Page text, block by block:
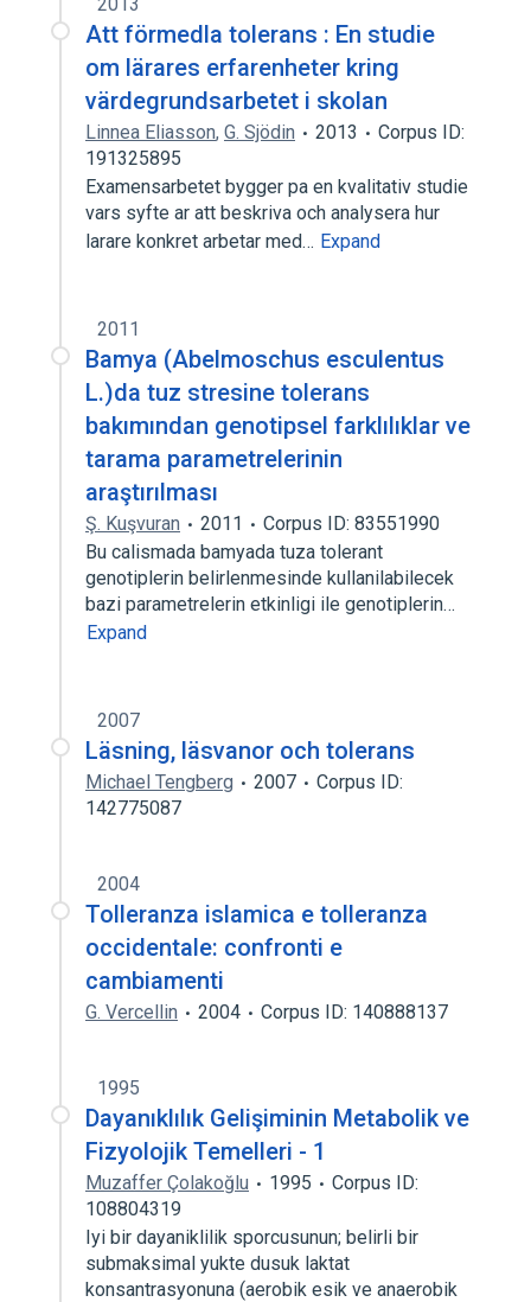
Att förmedla tolerans : En studie
om lärares erfarenheter kring
värdegrundsarbetet i skolan
Linnea Eliasson, G. Sjödin 2013
Corpus ID:
191325895
Examensarbetet bygger pa en kvalitativ studie
vars syfte ar att beskriva och analysera hur
larare konkret arbetar med… Expand
2011
Bamya (Abelmoschus esculentus
L.)da tuz stresine tolerans
bakımından genotipsel farklılıklar ve
tarama parametrelerinin
araştırılması
Ş. Kuşvuran 2011
Corpus ID: 83551990
Bu calismada bamyada tuza tolerant
genotiplerin belirlenmesinde kullanilabilecek
bazi parametrelerin etkinligi ile genotiplerin…
Expand
2007
Läsning, läsvanor och tolerans
Michael Tengberg 2007
Corpus ID:
142775087
2004
Tolleranza islamica e tolleranza
occidentale: confronti e
cambiamenti
G. Vercellin 2004 Corpus ID: 140888137
1995
Dayanıklılık Gelişiminin Metabolik ve
Fizyolojik Temelleri - 1
Muzaffer Çolakoğlu 1995
Corpus ID:
108804319
Iyi bir dayaniklilik sporcusunun; belirli bir
submaksimal yukte dusuk laktat
konsantrasyonuna (aerobik esik ve anaerobik